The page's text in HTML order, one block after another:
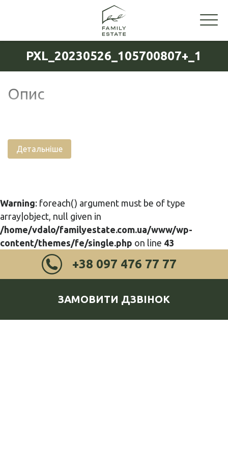
PXL_20230526_105700807+_1
Опис
Детальніше
Warning: foreach() argument must be of type
array|object, null given in
/home/vdalo/familyestate.com.ua/www/wp-
content/themes/fe/single.php on line 43
+38 097 476 77 77
ЗАМОВИТИ ДЗВІНОК